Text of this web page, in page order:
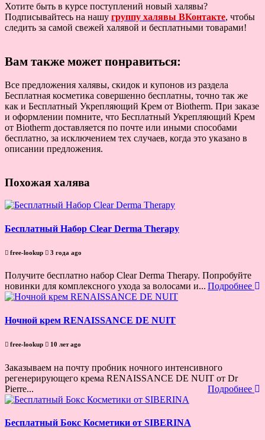
Хотите быть в курсе поступлений новый халявы?
Подписывайтесь на нашу группу халявы ВКонтакте, чтобы
следить за самой свежей халявой и бесплатными товарами!
Вам также может понравиться:
Все предложения халявы, скидок и купонов из раздела
Бесплатная косметика совершенно бесплатны, точно так же
как и Бесплатный Укрепляющий Крем от Biotherm. При заказе
и оформлении помните, что Бесплатный Укрепляющий Крем
от Biotherm доставляется по почте или иными способами
бесплатно, за исключением тех случаев, когда это указано в
описании предложения.
Похожая халява
Бесплатный Набор Clear Derma Therapy
free-lookup 3 года ago
Получите бесплатно набор Clear Derma Therapy. Попробуйте
новинки для комплексного ухода за волосами и... Подробнее
Ночной крем RENAISSANCE DE NUIT
free-lookup 10 лет ago
Заказываем на почту пробник ночного интенсивного
регенерирующего крема RENAISSANCE DE NUIT от Dr
Pierre...
Подробнее
Бесплатный Бокс Косметики от SIBERINA